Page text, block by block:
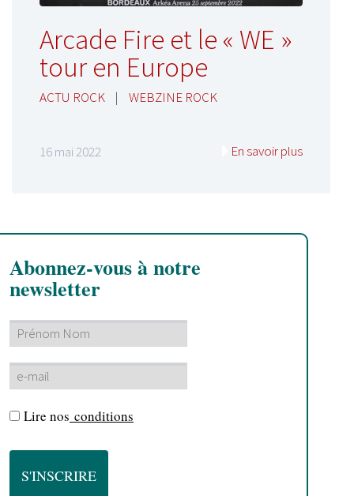
Arcade Fire et le « WE »
tour en Europe
ACTU ROCK | WEBZINE ROCK
16 mai 2022 En savoir plus
Abonnez-vous à notre
newsletter
Lire nos conditions